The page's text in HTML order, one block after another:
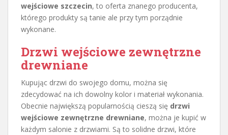
wejściowe szczecin, to oferta znanego producenta,
którego produkty są tanie ale przy tym porządnie
wykonane.
Drzwi wejściowe zewnętrzne
drewniane
Kupując drzwi do swojego domu, można się
zdecydować na ich dowolny kolor i materiał wykonania.
Obecnie największą popularnością cieszą się drzwi
wejściowe zewnętrzne drewniane, można je kupić w
każdym salonie z drzwiami. Są to solidne drzwi, które